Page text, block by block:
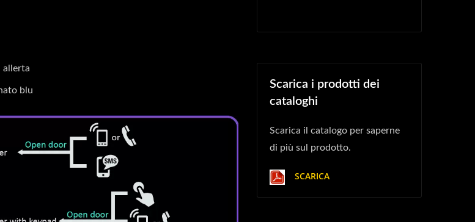
allerta
blu
Scarica i prodotti dei
cataloghi
Scarica il catalogo per saperne
di più sul prodotto.
SCARICA